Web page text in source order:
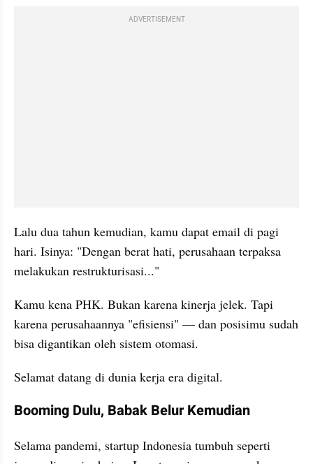
ADVERTISEMENT
Lalu dua tahun kemudian, kamu dapat email di pagi
hari. Isinya: "Dengan berat hati, perusahaan terpaksa
melakukan restrukturisasi..."
Kamu kena PHK. Bukan karena kinerja jelek. Tapi
karena perusahaannya "efisiensi" — dan posisimu sudah
bisa digantikan oleh sistem otomasi.
Selamat datang di dunia kerja era digital.
Booming Dulu, Babak Belur Kemudian
Selama pandemi, startup Indonesia tumbuh seperti